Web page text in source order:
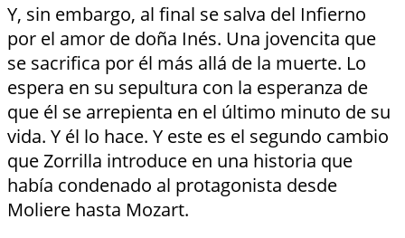
Y, sin embargo, al final se salva del Infierno
por el amor de doña Inés. Una jovencita que
se sacrifica por él más allá de la muerte. Lo
espera en su sepultura con la esperanza de
que él se arrepienta en el último minuto de su
vida. Y él lo hace. Y este es el segundo cambio
que Zorrilla introduce en una historia que
había condenado al protagonista desde
Moliere hasta Mozart.